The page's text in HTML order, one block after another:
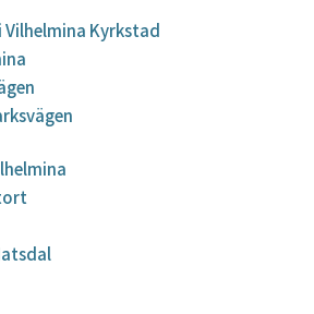
Vilhelmina Kyrkstad